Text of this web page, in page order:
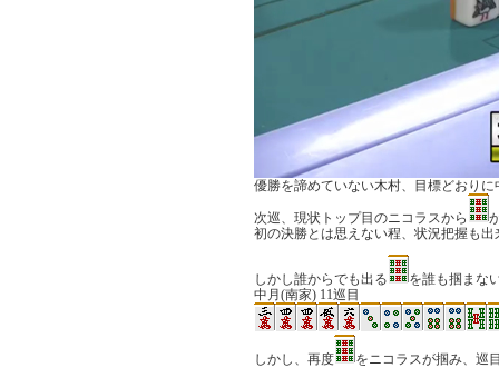
優勝を諦めていない木村、目標どおり
次巡、現状トップ目のニコラスから
初の決勝とは思えない程、状況把握も出
しかし誰からでも出る
を誰も掴まな
中月(南家) 11巡目
しかし、再度
をニコラスが掴み、巡